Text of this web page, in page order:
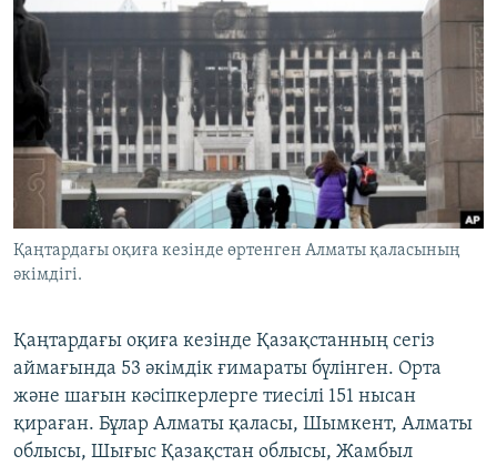
АРНАЙЫ ЖОБАЛАР
Русский
ЖАЗЫЛЫҢЫЗ
Басқа тілдерде
Қаңтардағы оқиға кезінде өртенген Алматы қаласының
әкімдігі.
Қаңтардағы оқиға кезінде Қазақстанның сегіз
аймағында 53 әкімдік ғимараты бүлінген. Орта
және шағын кәсіпкерлерге тиесілі 151 нысан
қираған. Бұлар Алматы қаласы, Шымкент, Алматы
облысы, Шығыс Қазақстан облысы, Жамбыл